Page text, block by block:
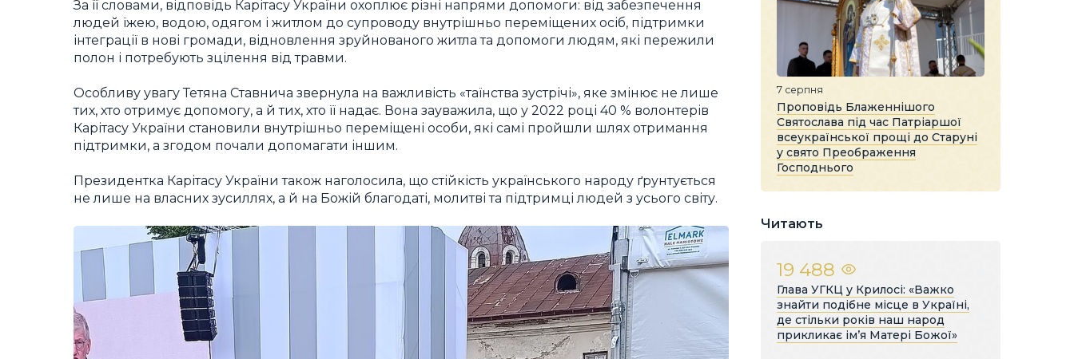
За її словами, відповідь Карітасу України охоплює різні напрями допомоги: від забезпечення
людей їжею, водою, одягом і житлом до супроводу внутрішньо переміщених осіб, підтримки
інтеграції в нові громади, відновлення зруйнованого житла та допомоги людям, які пережили
полон і потребують зцілення від травми.
Особливу увагу Тетяна Ставнича звернула на важливість «таїнства зустрічі», яке змінює не лише
тих, хто отримує допомогу, а й тих, хто її надає. Вона зауважила, що у 2022 році 40 % волонтерів
Карітасу України становили внутрішньо переміщені особи, які самі пройшли шлях отримання
підтримки, а згодом почали допомагати іншим.
Президентка Карітасу України також наголосила, що стійкість українського народу ґрунтується
не лише на власних зусиллях, а й на Божій благодаті, молитві та підтримці людей з усього світу.
7 серпня
Проповідь Блаженнішого
Святослава під час Патріаршої
всеукраїнської прощі до Старуні
у свято Преображення
Господнього
Читають
19 488
Глава УГКЦ у Крилосі: «Важко
знайти подібне місце в Україні,
де стільки років наш народ
прикликає ім’я Матері Божої»